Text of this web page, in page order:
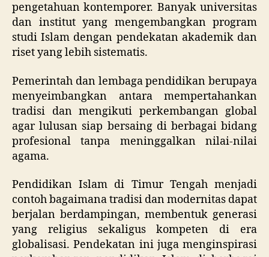
pengetahuan kontemporer. Banyak universitas
dan institut yang mengembangkan program
studi Islam dengan pendekatan akademik dan
riset yang lebih sistematis.
Pemerintah dan lembaga pendidikan berupaya
menyeimbangkan antara mempertahankan
tradisi dan mengikuti perkembangan global
agar lulusan siap bersaing di berbagai bidang
profesional tanpa meninggalkan nilai-nilai
agama.
Pendidikan Islam di Timur Tengah menjadi
contoh bagaimana tradisi dan modernitas dapat
berjalan berdampingan, membentuk generasi
yang religius sekaligus kompeten di era
globalisasi. Pendekatan ini juga menginspirasi